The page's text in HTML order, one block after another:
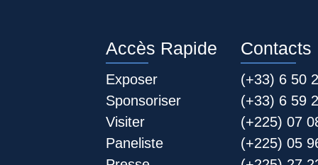
Accès Rapide
Exposer
Sponsoriser
Visiter
Paneliste
Contacts
(+33) 6 50
(+33) 6 59
(+225) 07
(+225) 05